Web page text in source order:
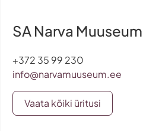
SA Narva Muuseum
+372 35 99 230
info@narvamuuseum.ee
Vaata kõiki üritusi